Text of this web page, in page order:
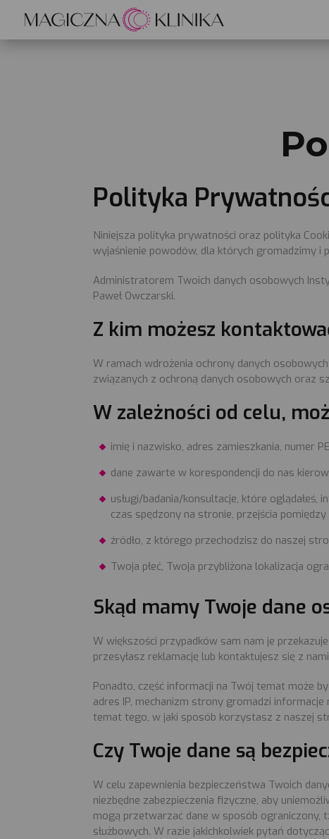
Polityka
Niniejsza polityka prywatności oraz polityka
wyjaśnienie powodów, dla których gromadzimy i
Administratorem Twoich danych osobowych
Paweł Owczarski.
Z kim możesz
W ramach wdrożenia ochrony danych
związanych z ochroną danych osobowych oraz
W zależności od celu,
imię i nazwisko, adres zamieszkania, numer
dane zawarte w korespondencji do nas
usługi/badania/konsultacje, które
czas spędzony na stronie, przejścia
źródło, z którego przechodzisz do naszej
Twoja płeć, Twoja przybliżona lokalizacja
Skąd mamy Twoje dane
W większości przypadków sam nam je
przesyłasz reklamację lub kontaktujesz się z
Ponadto, część informacji na Twój temat może
adres IP, mechanizm strony gromadzi
temat tego, w jaki sposób korzystasz z naszej
Czy Twoje dane są
W celu zapewnienia bezpieczeństwa Twoich
niezbędne zabezpieczenia fizyczne, aby
mogą przetwarzać dane w sposób ograniczony,
służbowych. W razie jakichkolwiek pytań